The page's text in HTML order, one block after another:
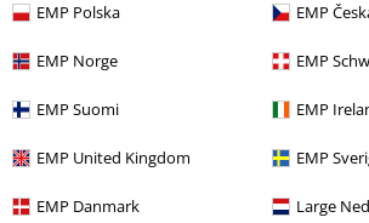
EMP Polska EMP
EMP Norge EMP
EMP Suomi EMP
EMP United Kingdom EMP
EMP Danmark Large
Objednejte si zboží Doom nyní a ušetřete
Objednejte si nyní zboží Doom online a využijte
nabídek. Ať už jste dlouholetým fanouškem,
Doom teprve začínáte, zaručeně najdete to
vaši sbírku, nebo najdete výjimečný dárek pro
se inspirovat naší nabídkou a ponořte se do